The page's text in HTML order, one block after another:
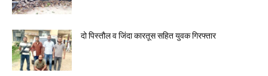
दो पिस्तौल व जिंदा कारतूस सहित युवक गिरफ्तार